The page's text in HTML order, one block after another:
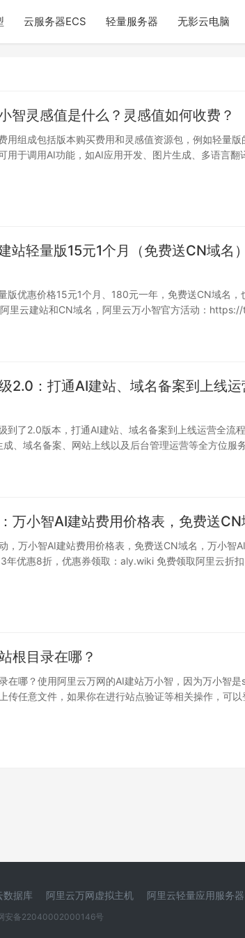
云服务器ECS 轻量服务器 无影云电脑
智灵感值是什么？灵感值如何收费？
用组成包括版本购买费用和灵感值资源包，例如轻量版
用于调用AI功能，如AI应用开发、图片生成、多语言翻
站轻量版15元1个月（免费送CN域名
版优惠价格15元1个月、180元一年，免费送CN域名，
里云建站和CN域名，阿里云万小智官方活动：
2.0：打通AI建站、域名备案到上线
到了2.0版本，打通AI建站、域名备案到上线运营全流
、域名备案、网站上线以及后台管理运营等全方位服
万小智AI建站费用价格表，免费送CN
，万小智AI建站费用价格表，免费送CN域名，万小智
年优惠8折，优惠券领取：aly.wiki 免费领取阿里云折
根目录在哪？
在哪？使用阿里云万网的AI建站万小智，因为万小智是
传任意文件，如果你在进行站点验证等相关操作，可以
数据库 阿里云万网虚拟主机 阿里云轻量应用服务器
安备22040002000146号